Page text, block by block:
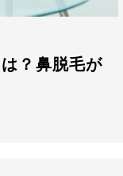
？鼻脱毛が